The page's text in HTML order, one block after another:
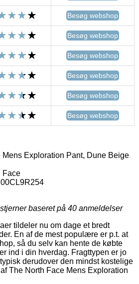
Besøg webshop
Besøg webshop
Besøg webshop
Besøg webshop
Besøg webshop
Besøg webshop
Mens Exploration Pant, Dune Beige
Face
baseret på 40 anmeldelser
tildeler nu om dage et bredt
En af de mest populære er p.t. at
så du selv kan hente de købte
ind i din hverdag. Fragttypen er jo
derudover den mindst kostelige
The North Face Mens Exploration